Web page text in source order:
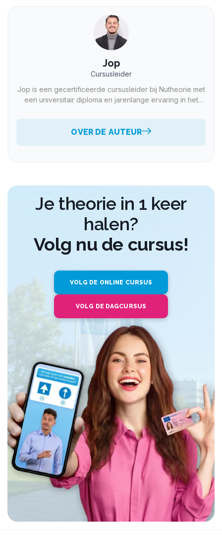
Jop
Cursusleider
Jop is een gecertificeerde cursusleider bij Nutheorie met
een universitair diploma en jarenlange ervaring in het
bewezen slagingspercentage weet hij complexe
OVER DE AUTEUR
Je theorie in 1 keer
halen?
Volg nu de cursus!
VOLG DE ONLINE CURSUS
VOLG DE DAGCURSUS